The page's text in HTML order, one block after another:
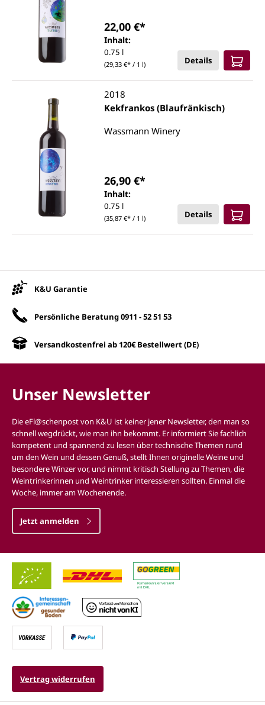
Inhalt:
0.75 l
(29,33 €* / 1 l)
22,00 €*
Details
2018
Kekfrankos (Blaufränkisch)
Wassmann Winery
Inhalt:
0.75 l
(35,87 €* / 1 l)
26,90 €*
Details
K&U Garantie
Persönliche Beratung0911 - 52 51 53
Versandkostenfrei ab 120€ Bestellwert (DE)
Unser Newsletter
Die eFl@schenpost von K&U ist keiner jener Newsletter, den man so
schnell wegdrückt, wie man ihn bekommt. Er informiert Sie fachlich
kompetent und spannend zu lesen über technische Themen rund
um den Wein und dessen Genuß, stellt Ihnen originelle Weine und
besondere Winzer vor, und nimmt kritisch Stellung zu Themen, die
Weintrinkerinnen und Weintrinker interessieren sollten. Einmal die
Woche, immer am Wochenende.
Jetzt anmelden
Vertrag widerrufen